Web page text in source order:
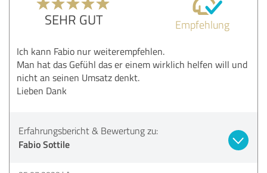
SEHR GUT Empfehlung
Ich kann Fabio nur weiterempfehlen.
Man hat das Gefühl das er einem wirklich helfen will und
nicht an seinen Umsatz denkt.
Lieben Dank
Erfahrungsbericht & Bewertung zu:
Fabio Sottile